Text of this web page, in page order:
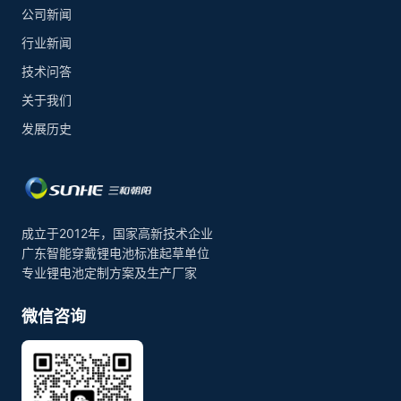
公司新闻
行业新闻
技术问答
关于我们
发展历史
成立于2012年，国家高新技术企业
广东智能穿戴锂电池标准起草单位
专业锂电池定制方案及生产厂家
微信咨询